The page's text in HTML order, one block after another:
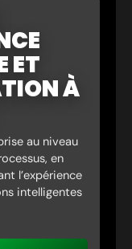
ET
À
au niveau
en
l’expérience
intelligentes